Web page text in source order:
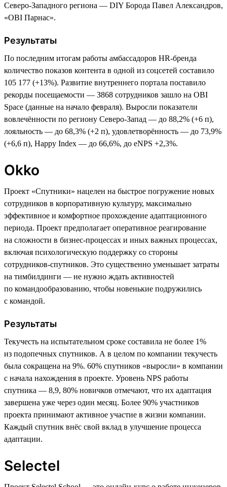
Северо-Западного региона — DIY Борода Павел Александров,
«ОBI Парнас».
Результаты
По последним итогам работы амбассадоров HR-бренда
количество показов контента в одной из соцсетей составило
105 177 (+13%). Развитие внутреннего портала поставило
рекорды посещаемости — З868 сотрудников зашло на OBI
Space (данные на начало февраля). Выросли показатели
вовлечённости по региону Северо-Запад — до 88,2% (+6 п),
лояльность — до 68,3% (+2 п), удовлетворённость — до 73,9%
(+6,6 п), Happy Index — до 66,6%, до eNPS +2,3%.
Okko
Проект «Спутники» нацелен на быстрое погружение новых
сотрудников в корпоративную культуру, максимально
эффективное и комфортное прохождение адаптационного
периода. Проект предполагает оперативное реагирование
на сложности в бизнес-процессах и иных важных процессах,
включая психологическую поддержку со стороны
сотрудников-спутников. Это существенно уменьшает затраты
на тимбилдинги — не нужно ждать активностей
по командообразованию, чтобы новенькие подружились
с командой.
Результаты
Текучесть на испытательном сроке составила не более 1%
из подопечных спутников. А в целом по компании текучесть
была сокращена на 9%. 60% спутников «выросли» в компании
с начала нахождения в проекте. Уровень NPS работы
спутника — 8,9, 80% новичков отмечают, что их адаптация
завершена уже через один месяц. Более 90% участников
проекта принимают активное участие в жизни компании.
Каждый спутник внёс свой вклад в улучшение процесса
адаптации.
Selectel